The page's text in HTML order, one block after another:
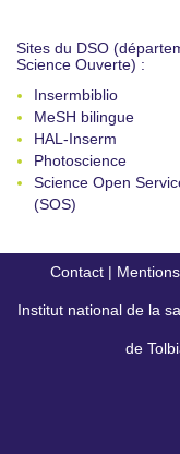
Sites du DSO
Science Ouverte) :
Insermbiblio
MeSH bilingue
HAL-Inserm
Photoscience
Science Open
(SOS)
Contact |
Institut national de la
de